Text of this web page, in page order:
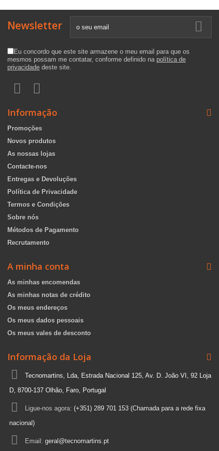
Newsletter
Eu concordo que este site armazene o meu email para que os
mesmos possam me contatar, conforme definido na política de
privacidade deste site.
Informação
Promoções
Novos produtos
As nossas lojas
Contacte-nos
Entregas e Devoluções
Política de Privacidade
Termos e Condições
Sobre nós
Métodos de Pagamento
Recrutamento
A minha conta
As minhas encomendas
As minhas notas de crédito
Os meus endereços
Os meus dados pessoais
Os meus vales de desconto
Informação da Loja
Tecnomartins, Lda, Estrada Nacional 125, Av. D. João VI, 92 Loja
D, 8700-137 Olhão, Faro, Portugal
Ligue-nos agora: (+351) 289 701 153 (Chamada para a rede fixa
nacional)
Email: geral@tecnomartins.pt